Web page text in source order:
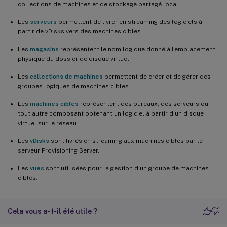
collections de machines et de stockage partagé local.
Les serveurs permettent de livrer en streaming des logiciels à
partir de vDisks vers des machines cibles.
Les magasins représentent le nom logique donné à l’emplacement
physique du dossier de disque virtuel.
Les collections de machines permettent de créer et de gérer des
groupes logiques de machines cibles.
Les machines cibles représentent des bureaux, des serveurs ou
tout autre composant obtenant un logiciel à partir d’un disque
virtuel sur le réseau.
Les vDisks sont livrés en streaming aux machines cibles par le
serveur Provisioning Server.
Les vues sont utilisées pour la gestion d’un groupe de machines
cibles.
Cela vous a-t-il été utile ?